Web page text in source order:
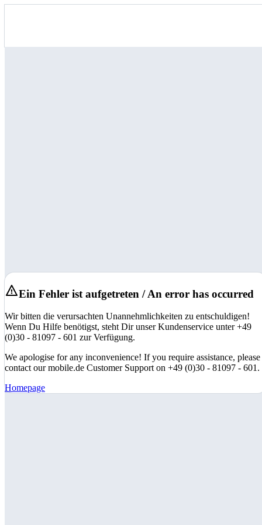
Ein Fehler ist aufgetreten / An error has occurred
Wir bitten die verursachten Unannehmlichkeiten zu entschuldigen!
Wenn Du Hilfe benötigst, steht Dir unser Kundenservice unter +49
(0)30 - 81097 - 601 zur Verfügung.
We apologise for any inconvenience! If you require assistance, please
contact our mobile.de Customer Support on +49 (0)30 - 81097 - 601.
Homepage